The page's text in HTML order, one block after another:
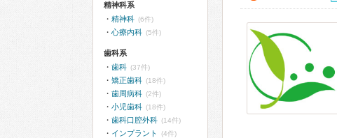
精神科系
精神科 (6件)
心療内科 (5件)
歯科系
歯科 (37件)
矯正歯科 (18件)
歯周病科 (2件)
小児歯科 (18件)
歯科口腔外科 (14件)
インプラント (4件)